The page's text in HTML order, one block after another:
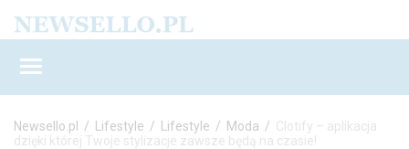
Newsello.pl / Lifestyle / Lifestyle / Moda / Clotify – aplikacja
dzięki której Twoje stylizacje zawsze będą na czasie!